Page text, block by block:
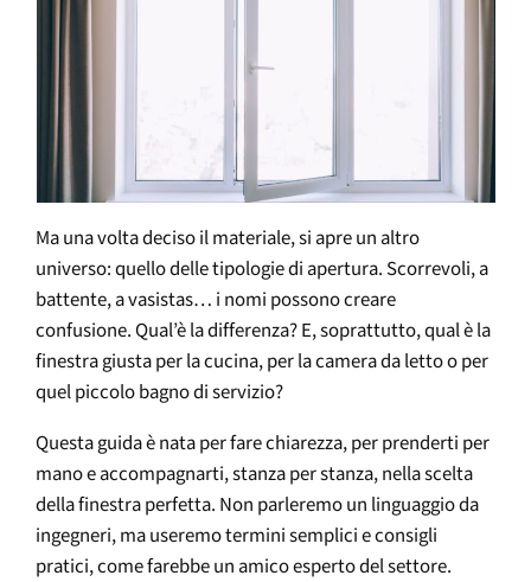
Ma una volta deciso il materiale, si apre un altro
universo: quello delle tipologie di apertura. Scorrevoli, a
battente, a vasistas… i nomi possono creare
confusione. Qual’è la differenza? E, soprattutto, qual è la
finestra giusta per la cucina, per la camera da letto o per
quel piccolo bagno di servizio?
Questa guida è nata per fare chiarezza, per prenderti per
mano e accompagnarti, stanza per stanza, nella scelta
della finestra perfetta. Non parleremo un linguaggio da
ingegneri, ma useremo termini semplici e consigli
pratici, come farebbe un amico esperto del settore.